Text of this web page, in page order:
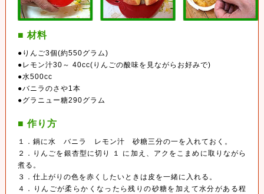
■ 材料
●りんご3個(約550グラム)
●レモン汁30～ 40cc(りんごの酸味を見ながらお好みで)
●水500cc
●バニラのさや1本
●グラニュー糖290グラム
■ 作り方
１．鍋に水 バニラ レモン汁 砂糖三分の一を入れておく。
２．りんごを銀杏型に切り １ に加え、アクをこまめに取りながら
煮る。
３．仕上がりの色を赤くしたいときは皮を一緒に入れる。
４．りんごが柔らかくなったら残りの砂糖を加えて水分がある程